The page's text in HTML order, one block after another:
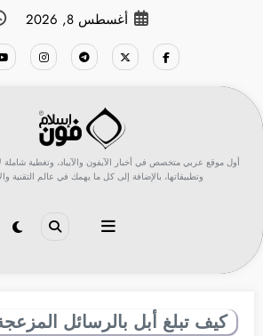
أغسطس 8, 2026
أول موقع عربي متخصص في أخبار الآيفون والآيباد، وتغطية شاملة
وتطبيقاتها، بالإضافة إلى كل ما يهمك في عالم التقنية
كيف تبلغ أبل بالرسائل